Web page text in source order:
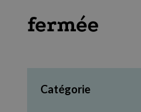
fermée
Catégorie